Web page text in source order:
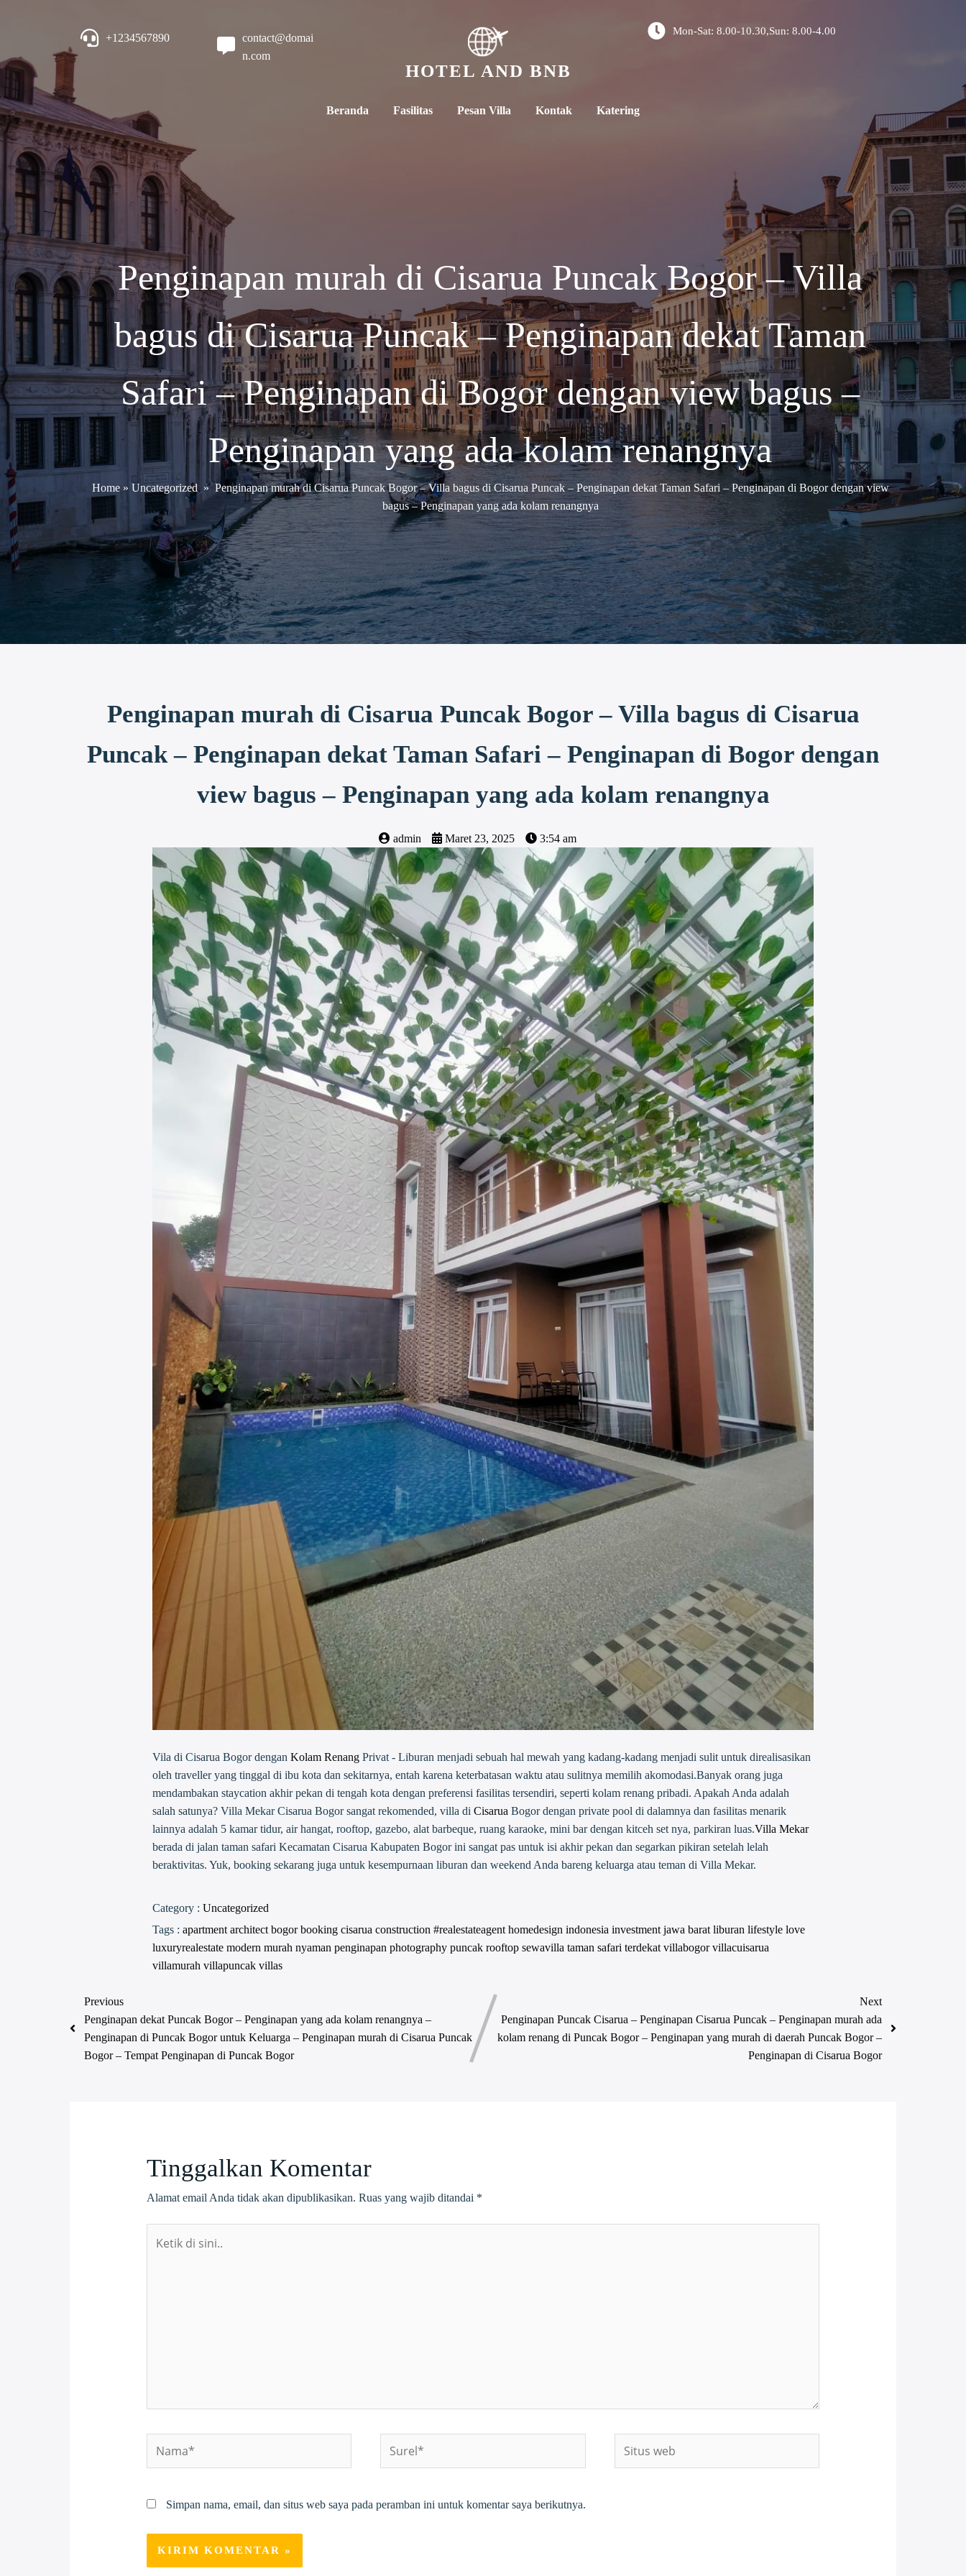
+1234567890
contact@domai
n.com
HOTEL AND BNB
Mon-Sat: 8.00-10.30,Sun: 8.00-4.00
Beranda Fasilitas Pesan Villa Kontak Katering
Penginapan murah di Cisarua Puncak Bogor – Villa
bagus di Cisarua Puncak – Penginapan dekat Taman
Safari – Penginapan di Bogor dengan view bagus –
Penginapan yang ada kolam renangnya
Home» Uncategorized » Penginapan murah di Cisarua Puncak Bogor – Villa bagus di Cisarua Puncak – Penginapan dekat Taman Safari – Penginapan di Bogor dengan view
bagus – Penginapan yang ada kolam renangnya
Penginapan murah di Cisarua Puncak Bogor – Villa bagus di Cisarua
Puncak – Penginapan dekat Taman Safari – Penginapan di Bogor dengan
view bagus – Penginapan yang ada kolam renangnya
admin Maret 23, 2025 3:54 am
Vila di Cisarua Bogor dengan Kolam RenangPrivat - Liburan menjadi sebuah hal mewah yang kadang-kadang menjadi sulit untuk direalisasikan
oleh traveller yang tinggal di ibu kota dan sekitarnya, entah karena keterbatasan waktu atau sulitnya memilih akomodasi.Banyak orang juga
mendambakan staycation akhir pekan di tengah kota dengan preferensi fasilitas tersendiri, seperti kolam renang pribadi. Apakah Anda adalah
salah satunya? Villa Mekar Cisarua Bogor sangat rekomended, villa di Cisarua Bogor dengan private pool di dalamnya dan fasilitas menarik
lainnya adalah 5 kamar tidur, air hangat, rooftop, gazebo, alat barbeque, ruang karaoke, mini bar dengan kitceh set nya, parkiran luas.Villa Mekar
berada di jalan taman safari Kecamatan Cisarua Kabupaten Bogor ini sangat pas untuk isi akhir pekan dan segarkan pikiran setelah lelah
beraktivitas. Yuk, booking sekarang juga untuk kesempurnaan liburan dan weekend Anda bareng keluarga atau teman di Villa Mekar.
Category : Uncategorized
Tags : apartment architect bogorbooking cisarua construction #realestateagent homedesign indonesia investment jawa barat liburan lifestyle love
luxuryrealestate modern murah nyaman penginapan photography puncak rooftop sewavilla taman safari terdekat villabogorvillacuisarua
villamurah villapuncak villas
Previous
Penginapan dekat Puncak Bogor – Penginapan yang ada kolam renangnya –
Penginapan di Puncak Bogor untuk Keluarga – Penginapan murah di Cisarua Puncak
Bogor – Tempat Penginapan di Puncak Bogor
Next
Penginapan Puncak Cisarua – Penginapan Cisarua Puncak – Penginapan murah ada
kolam renang di Puncak Bogor – Penginapan yang murah di daerah Puncak Bogor –
Penginapan di Cisarua Bogor
Tinggalkan Komentar
Alamat email Anda tidak akan dipublikasikan. Ruas yang wajib ditandai *
Simpan nama, email, dan situs web saya pada peramban ini untuk komentar saya berikutnya.